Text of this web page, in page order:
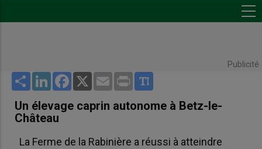
Publicité
Share LinkedInFacebook
X Email Print
Un élevage caprin autonome à Betz-le-
Château
La Ferme de la Rabinière a réussi à atteindre